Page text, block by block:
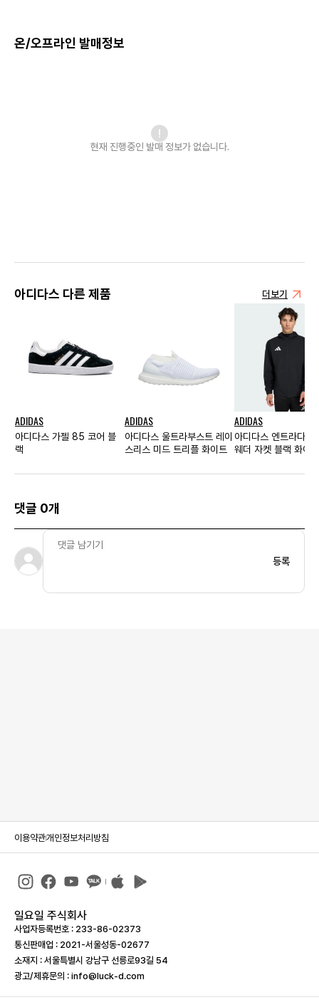
온/오프라인 발매정보
현재 진행중인 발매 정보가 없습니다.
아디다스 다른 제품 더보기
ADIDAS
아디다스 가젤 85 코어 블
랙
ADIDAS
아디다스 울트라부스트 레이
스리스 미드 트리플 화이트
ADIDAS
아디다스 엔트라다
웨더 자켓 블랙 화이
댓글 0개
등록
이용약관개인정보처리방침
일요일 주식회사
사업자등록번호 : 233-86-023­73
통신판매업 : 2021-서울성동-02677
소재지 : 서울특별시 강남구 선릉로93길 54
광고/제휴문의 : info@luck-d.com